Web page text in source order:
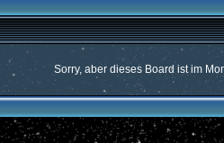
Sorry, aber dieses Board ist im